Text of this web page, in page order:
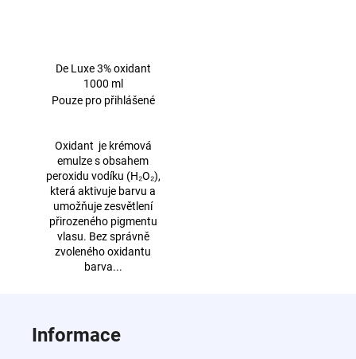
De Luxe 3% oxidant
1000 ml
Pouze pro přihlášené
Oxidant je krémová
emulze s obsahem
peroxidu vodíku (H₂O₂),
která aktivuje barvu a
umožňuje zesvětlení
přirozeného pigmentu
vlasu. Bez správně
zvoleného oxidantu
barva...
Informace